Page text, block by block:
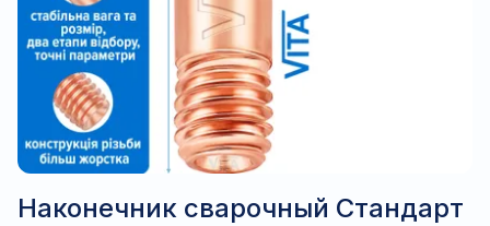
Наконечник сварочный Стандарт